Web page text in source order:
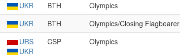
UKR BTH Olympics
UKR BTH Olympics/Closing Flagbearer
URS
UKR
CSP Olympics